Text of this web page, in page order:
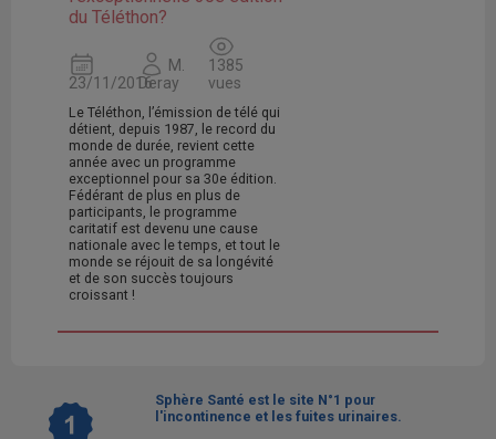
du Téléthon?
23/11/2016
M.
Deray
1385
vues
Le Téléthon, l’émission de télé qui
détient, depuis 1987, le record du
monde de durée, revient cette
année avec un programme
exceptionnel pour sa 30e édition.
Fédérant de plus en plus de
participants, le programme
caritatif est devenu une cause
nationale avec le temps, et tout le
monde se réjouit de sa longévité
et de son succès toujours
croissant !
Sphère Santé est le site N°1 pour
l'incontinence et les fuites urinaires.